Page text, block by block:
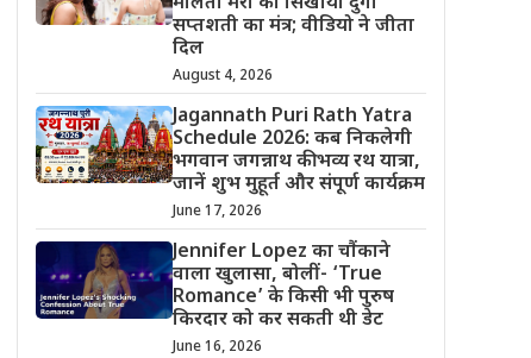
सप्तशती का मंत्र; वीडियो ने जीता
दिल
August 4, 2026
Jagannath Puri Rath Yatra
Schedule 2026: कब निकलेगी
भगवान जगन्नाथ की भव्य रथ यात्रा,
जानें शुभ मुहूर्त और संपूर्ण कार्यक्रम
June 17, 2026
Jennifer Lopez का चौंकाने
वाला खुलासा, बोलीं- ‘True
Romance’ के किसी भी पुरुष
किरदार को कर सकती थी डेट
June 16, 2026